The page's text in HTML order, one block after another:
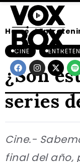
Home /
CINE
¿Son
series
Cine.-
final del año,